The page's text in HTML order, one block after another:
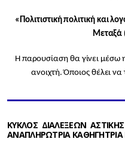
«Πολιτιστική πολιτική και
Μεταξά
Η παρουσίαση θα γίνει μέσω
ανοιχτή. Όποιος θέλει
ΚΥΚΛΟΣ ΔΙΑΛΕΞΕΩΝ
ΑΝΑΠΛΗΡΩΤΡΙΑ ΚΑΘΗΓΗΤΡΙΑ